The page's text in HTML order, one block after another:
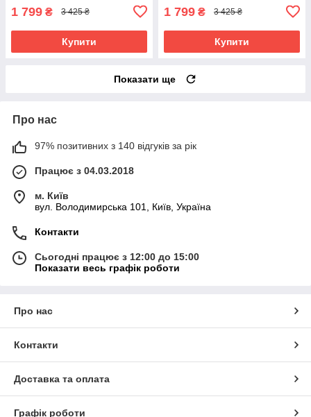
1 799 ₴ 3 425 ₴
Купити
1 799 ₴ 3 425 ₴
Купити
Показати ще
Про нас
97% позитивних з 140 відгуків за рік
Працює з 04.03.2018
м. Київ
вул. Володимирська 101, Київ, Україна
Контакти
Сьогодні працює з 12:00 до 15:00
Показати весь графік роботи
Про нас
Контакти
Доставка та оплата
Графік роботи